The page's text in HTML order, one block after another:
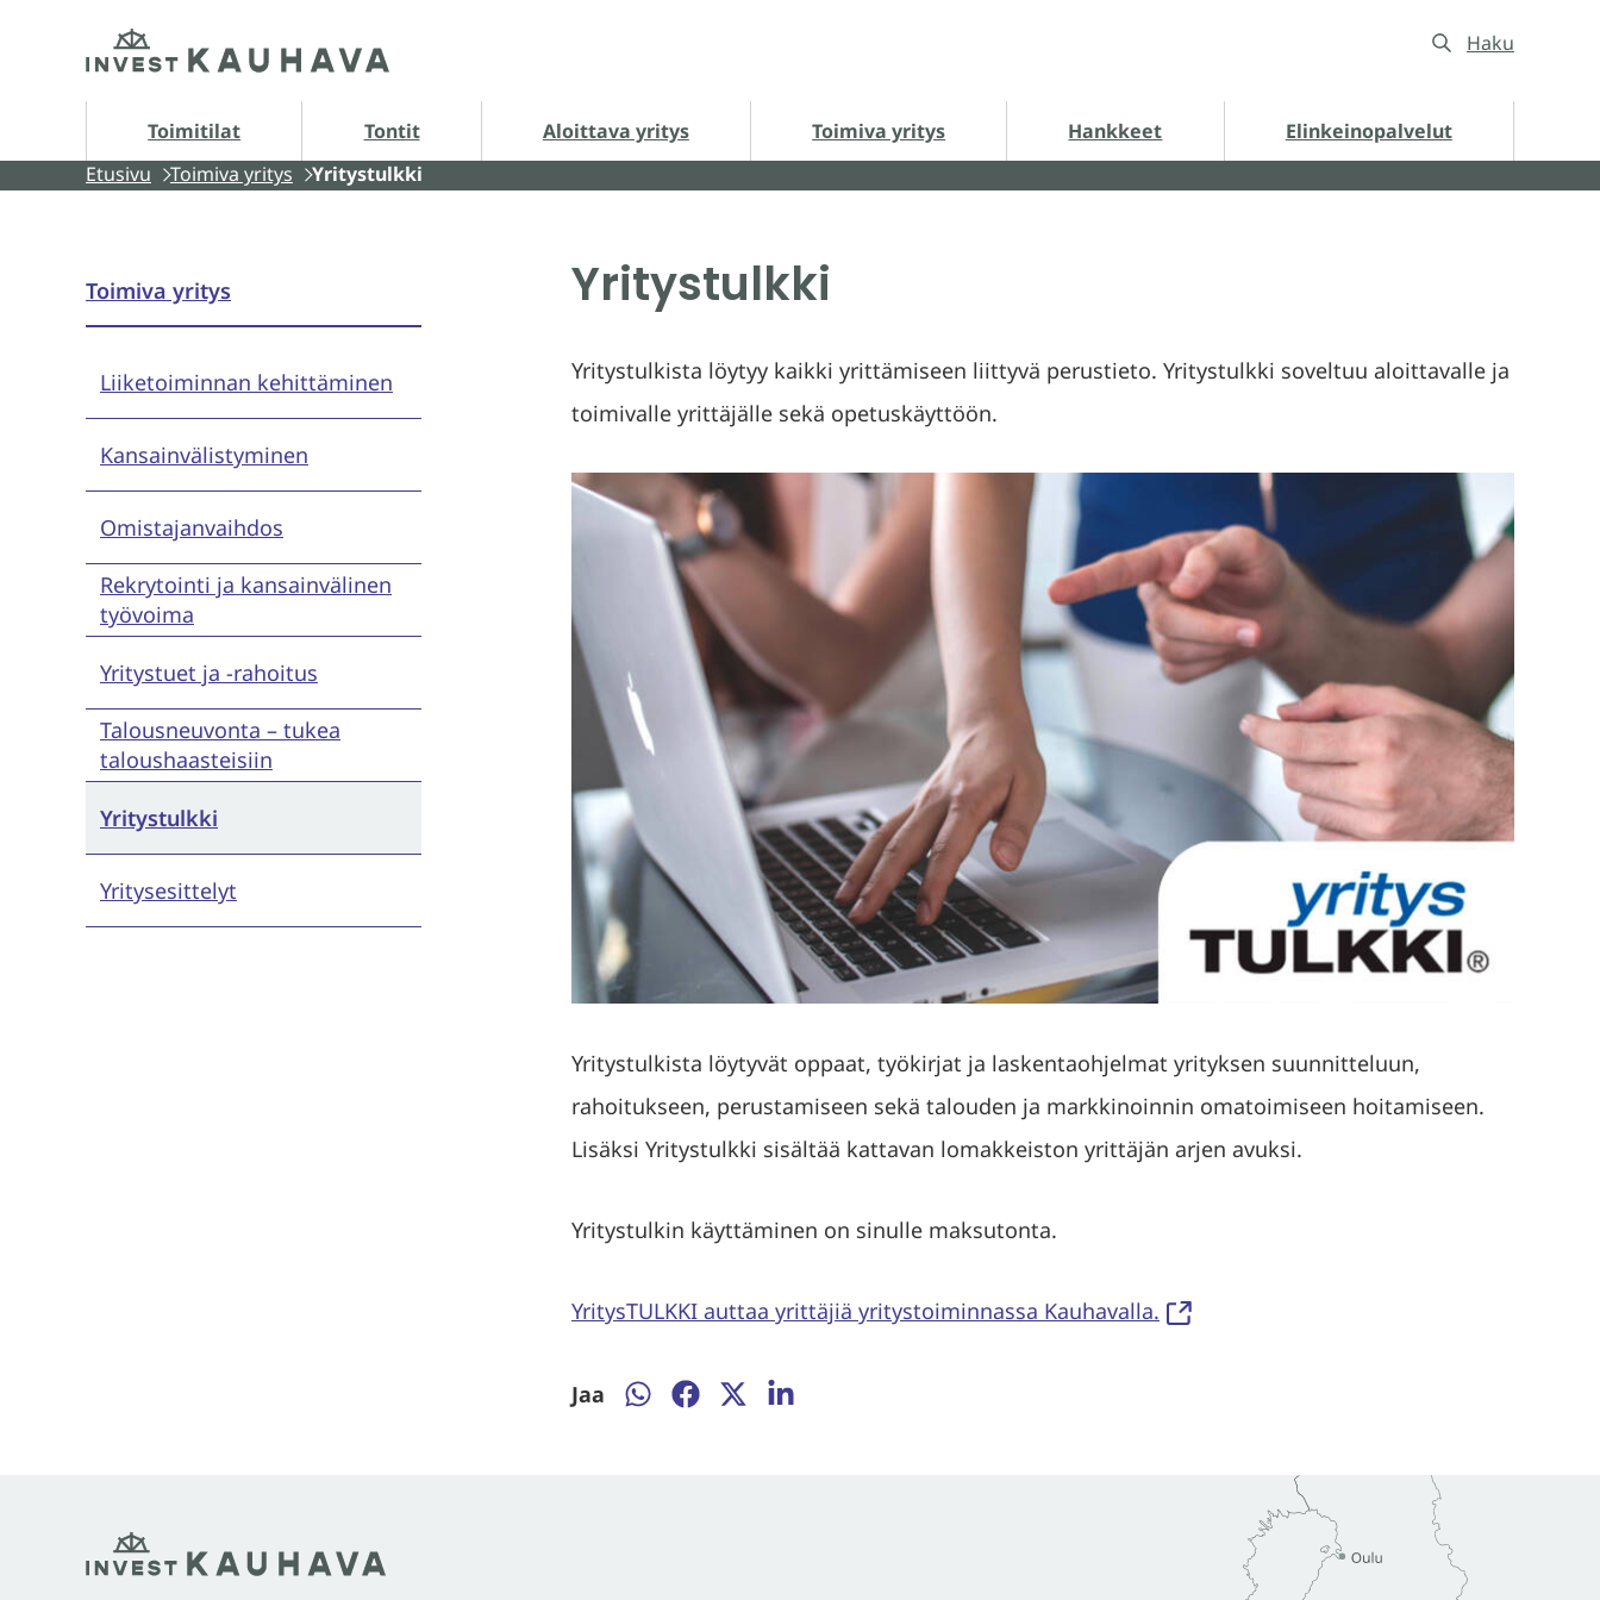
sisältöön
Etusivu Haku
Toimitilat Tontit
Tontit alasivut Aloittava yritys
Aloittava yritys alasivut Toimiva yritys
Toimiva yritys alasivut Hankkeet
Hankkeet alasivut
Elinkeinopalvelut
Etusivu
Toimiva yritys Yritystulkki
Toimiva yritys
Liiketoiminnan kehittäminen
Kansainvälistyminen
Omistajanvaihdos
Rekrytointi ja kansainvälinen
työvoima
Yritystuet ja -rahoitus
Talousneuvonta – tukea
taloushaasteisiin
Yritystulkki
Yritysesittelyt
Yritystulkki
Yritystulkista löytyy kaikki yrittämiseen liittyvä perustieto. Yritystulkki soveltuu aloittavalle ja
toimivalle yrittäjälle sekä opetuskäyttöön.
Yritystulkista löytyvät oppaat, työkirjat ja laskentaohjelmat yrityksen suunnitteluun,
rahoitukseen, perustamiseen sekä talouden ja markkinoinnin omatoimiseen hoitamiseen.
Lisäksi Yritystulkki sisältää kattavan lomakkeiston yrittäjän arjen avuksi.
Yritystulkin käyttäminen on sinulle maksutonta.
YritysTULKKI auttaa yrittäjiä yritystoiminnassa Kauhavalla.
Jaa
Jaa
Jaa
Jaa
Jaa